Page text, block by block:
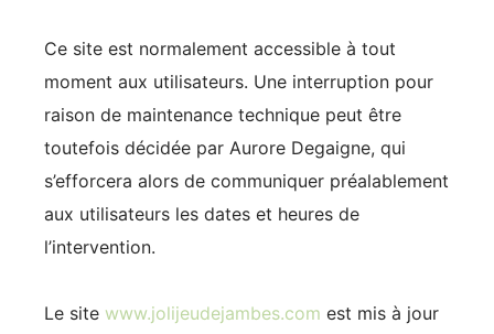
Ce site est normalement accessible à tout
moment aux utilisateurs. Une interruption pour
raison de maintenance technique peut être
toutefois décidée par Aurore Degaigne, qui
s’efforcera alors de communiquer préalablement
aux utilisateurs les dates et heures de
l’intervention.
Le site www.jolijeudejambes.com est mis à jour